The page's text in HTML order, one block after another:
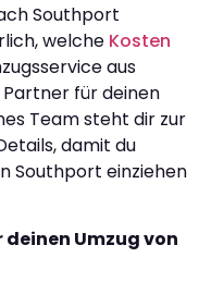
Southport
welche Kosten
aus
für deinen
Team steht dir zur
damit du
Southport einziehen
Umzug von